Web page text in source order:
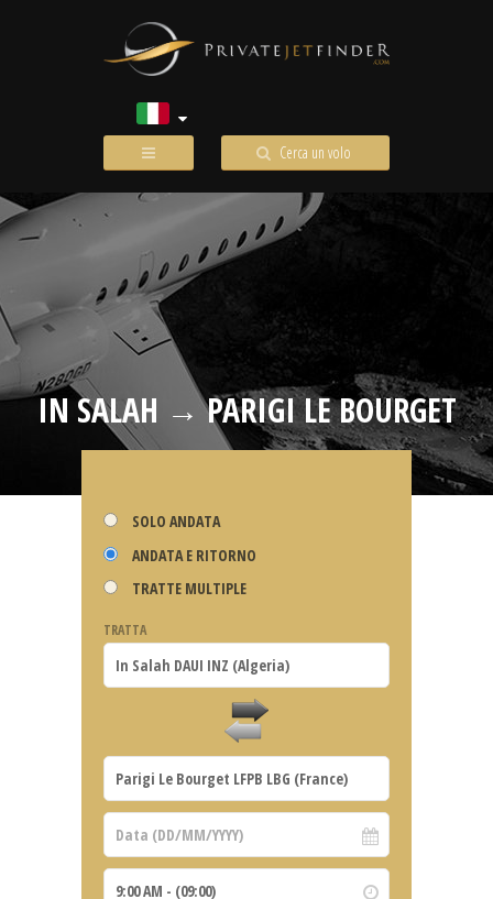
Cerca un volo
IN SALAH → PARIGI LE BOURGET
SOLO ANDATA
ANDATA E RITORNO
TRATTE MULTIPLE
TRATTA